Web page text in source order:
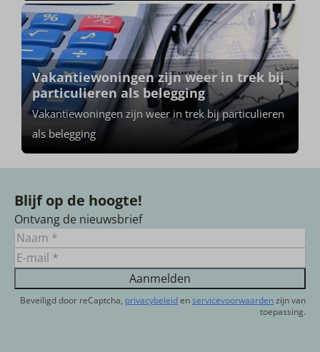
Vakantiewoningen zijn weer in trek bij
particulieren als belegging
Vakantiewoningen zijn weer in trek bij particulieren
als belegging
Blijf op de hoogte!
Ontvang de nieuwsbrief
Aanmelden
Beveiligd door reCaptcha, privacybeleidenservicevoorwaardenzijn van
toepassing.